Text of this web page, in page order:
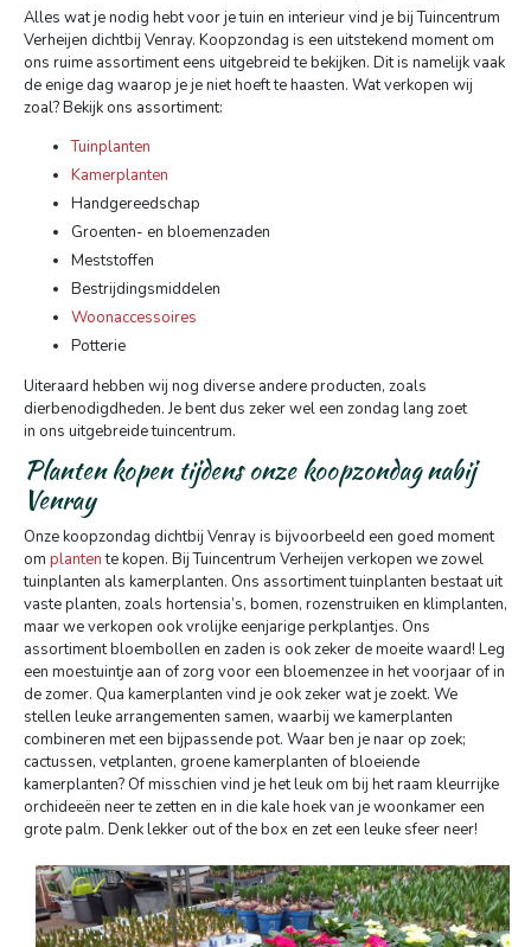
Alles wat je nodig hebt voor je tuin en interieur vind je bij Tuincentrum
Verheijen dichtbij Venray. Koopzondag is een uitstekend moment om
ons ruime assortiment eens uitgebreid te bekijken. Dit is namelijk vaak
de enige dag waarop je je niet hoeft te haasten. Wat verkopen wij
zoal? Bekijk ons assortiment:
Tuinplanten
Kamerplanten
Handgereedschap
Groenten- en bloemenzaden
Meststoffen
Bestrijdingsmiddelen
Woonaccessoires
Potterie
Uiteraard hebben wij nog diverse andere producten, zoals
dierbenodigdheden. Je bent dus zeker wel een zondag lang zoet
in ons uitgebreide tuincentrum.
Planten kopen tijdens onze koopzondag nabij
Venray
Onze koopzondag dichtbij Venray is bijvoorbeeld een goed moment
om plantente kopen. Bij Tuincentrum Verheijen verkopen we zowel
tuinplanten als kamerplanten. Ons assortiment tuinplanten bestaat uit
vaste planten, zoals hortensia’s, bomen, rozenstruiken en klimplanten,
maar we verkopen ook vrolijke eenjarige perkplantjes. Ons
assortiment bloembollen en zaden is ook zeker de moeite waard! Leg
een moestuintje aan of zorg voor een bloemenzee in het voorjaar of in
de zomer. Qua kamerplanten vind je ook zeker wat je zoekt. We
stellen leuke arrangementen samen, waarbij we kamerplanten
combineren met een bijpassende pot. Waar ben je naar op zoek;
cactussen, vetplanten, groene kamerplanten of bloeiende
kamerplanten? Of misschien vind je het leuk om bij het raam kleurrijke
orchideeën neer te zetten en in die kale hoek van je woonkamer een
grote palm. Denk lekker out of the box en zet een leuke sfeer neer!